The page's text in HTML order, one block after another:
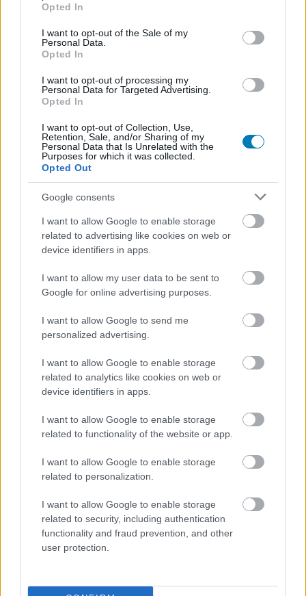
use your data for below specified purposes in below Google
consent section.
Opted In
I want to opt-out of the Sale of my
Personal Data.
Opted In
I want to opt-out of processing my
Personal Data for Targeted Advertising.
Opted In
I want to opt-out of Collection, Use,
Retention, Sale, and/or Sharing of my
Personal Data that Is Unrelated with the
Purposes for which it was collected.
Opted Out
Google consents
I want to allow Google to enable storage
related to advertising like cookies on web or
device identifiers in apps.
I want to allow my user data to be sent to
Google for online advertising purposes.
I want to allow Google to send me
personalized advertising.
I want to allow Google to enable storage
related to analytics like cookies on web or
device identifiers in apps.
I want to allow Google to enable storage
related to functionality of the website or app.
I want to allow Google to enable storage
related to personalization.
I want to allow Google to enable storage
related to security, including authentication
functionality and fraud prevention, and other
user protection.
A Critical Role csapatának új szerepjátéka megfogott
és épített rá egy teljesen új megoldást. A tervezők
inkább a történetmesélésre fektették a hangsúlyt, mint a
taktikai komplexitásra, de közben okos csavarokkal azt
is elérték, hogy minden ütközet pillanatok alatt halálos
vérfürdővé válhasson, és minden kockadobásnak
következménye lehessen.
A játékteljes szabálykönyve ingyenesen elérhető
kezdő kalanddal együtt, ami segít a hősöknek és a
mesélőnek is hozzászoknia a "kezdeményezési sortól"
mentes harchoz, a képességek és pontrendszerek
működéséhez, és az egész élmény sajátosságaihoz.
Cyberpunk RED
2077 nyilván megdobta a lelkesedést a TTRPG-vel
kapcsolatban is, ami Cyberpunk RED néven érhető el, és
mostanra kapott több nagyobb kiegészítést és kalandot